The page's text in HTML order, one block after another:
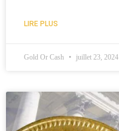
LIRE PLUS
Gold Or Cash juillet 23, 2024